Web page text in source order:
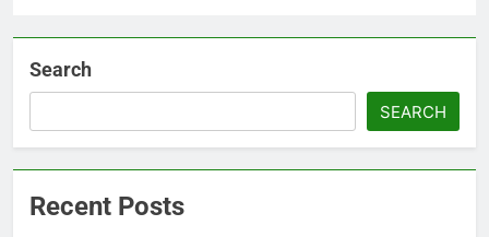
Search
SEARCH
Recent Posts